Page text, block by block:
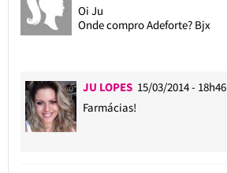
Oi Ju
Onde compro Adeforte? Bjx
JU LOPES 15/03/2014 - 18h46
Farmácias!